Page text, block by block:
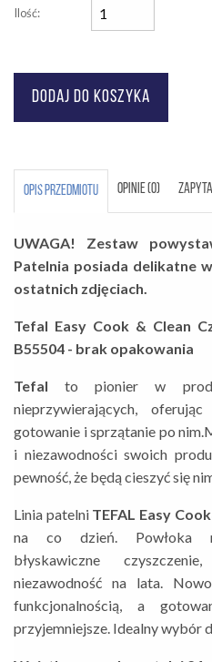
Ilość:
OPIS PRZEDMIOTU OPINIE (0)
UWAGA! Zestaw
Patelnia posiada delikatne
ostatnich zdjęciach.
Tefal Easy Cook & Clean
B55504 - brak opakowania
Tefal to pionier w
nieprzywierających,
gotowanie i sprzątanie po nim.
i niezawodności swoich
pewność, że będą cieszyć się
Linia patelni TEFAL Easy
na co dzień. Powłoka
błyskawiczne
niezawodność na lata.
funkcjonalnością, a
przyjemniejsze. Idealny wybór